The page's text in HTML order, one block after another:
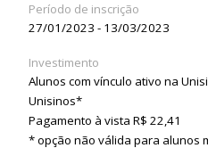
Período de inscrição
27/01/2023 - 13/03/2023
Investimento
Alunos com vínculo ativo na
Unisinos*
Pagamento à vista R$ 22,41
* opção não válida para alunos